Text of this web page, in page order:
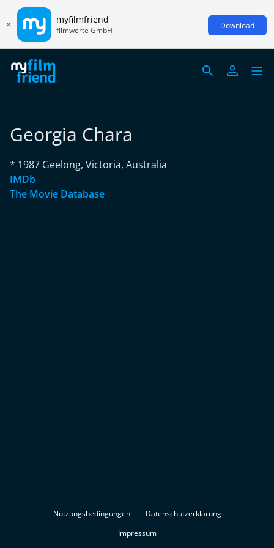
myfilmfriend
filmwerte GmbH Download
Georgia Chara
* 1987 Geelong, Victoria, Australia
IMDb
The Movie Database
Nutzungsbedingungen
Datenschutzerklärung
Impressum